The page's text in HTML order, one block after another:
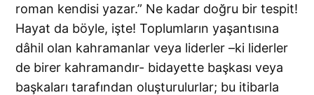
roman kendisi yazar.” Ne kadar doğru bir tespit!
Hayat da böyle, işte! Toplumların yaşantısına
dâhil olan kahramanlar veya liderler –ki liderler
de birer kahramandır- bidayette başkası veya
başkaları tarafından oluşturulurlar; bu itibarla